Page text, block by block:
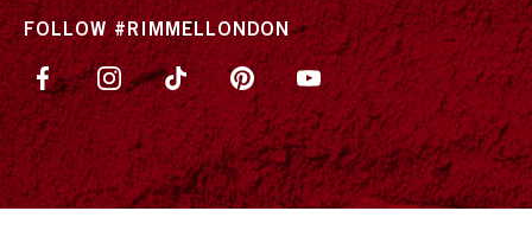
FOLLOW #RIMMELLONDON